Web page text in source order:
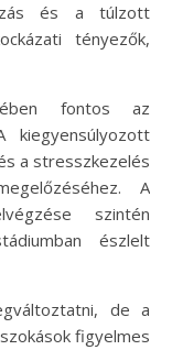
és a túlzott
tényezők,
fontos az
kiegyensúlyozott
a stresszkezelés
A
szintén
észlelt
de a
figyelmes